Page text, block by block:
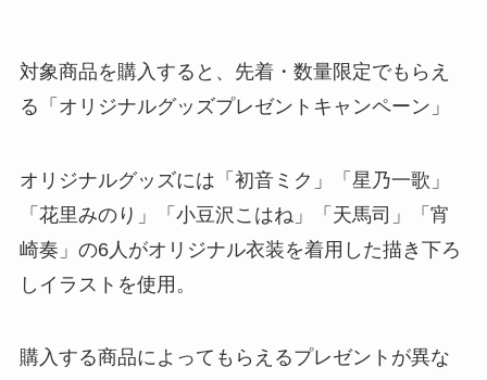
対象商品を購入すると、先着・数量限定でもらえ
る「オリジナルグッズプレゼントキャンペーン」
オリジナルグッズには「初音ミク」「星乃一歌」
「花里みのり」「小豆沢こはね」「天馬司」「宵
崎奏」の6人がオリジナル衣装を着用した描き下ろ
しイラストを使用。
購入する商品によってもらえるプレゼントが異な